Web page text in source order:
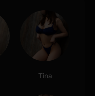
Tina